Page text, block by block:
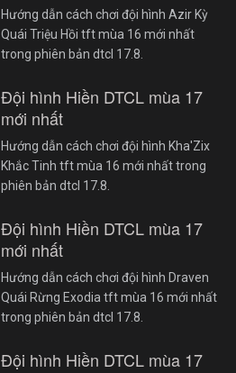
Hướng dẫn cách chơi đội hình Azir Kỳ
Quái Triệu Hồi tft mùa 16 mới nhất
trong phiên bản dtcl 17.8.
Đội hình Hiền DTCL mùa 17
mới nhất
Hướng dẫn cách chơi đội hình Kha'Zix
Khắc Tinh tft mùa 16 mới nhất trong
phiên bản dtcl 17.8.
Đội hình Hiền DTCL mùa 17
mới nhất
Hướng dẫn cách chơi đội hình Draven
Quái Rừng Exodia tft mùa 16 mới nhất
trong phiên bản dtcl 17.8.
Đội hình Hiền DTCL mùa 17